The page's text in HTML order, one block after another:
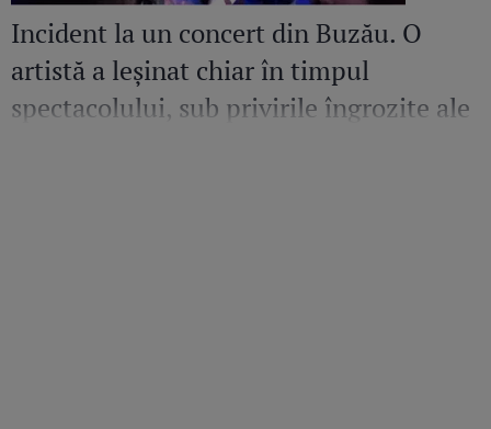
Incident la un concert din Buzău. O
artistă a leșinat chiar în timpul
spectacolului, sub privirile îngrozite ale